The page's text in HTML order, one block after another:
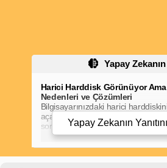
Yapay Zekanın
Harici Harddisk Görünüyor Ama
Nedenleri ve Çözümleri
Bilgisayarınızdaki harici
açamıyorsanız, bu can sıkıcı bir
sorunun birkaç potansiyel nedeni
çözümler, sorunun kaynağına
Yapay Zekanın Yanıtını